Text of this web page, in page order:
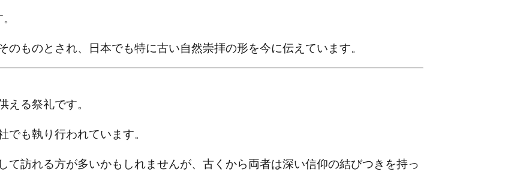
ものとされ、日本でも特に古い自然崇拝の形を今に伝えています。
える祭礼です。
でも執り行われています。
て訪れる方が多いかもしれませんが、古くから両者は深い信仰の結びつきを持っ